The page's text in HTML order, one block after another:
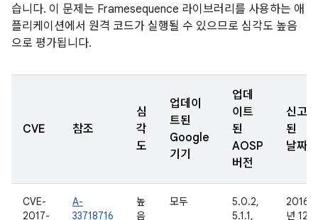
습니다. 이 문제는 Framesequence 라이브러리를 사용하는 애
플리케이션에서 원격 코드가 실행될 수 있으므로 심각도 높음
으로 평가됩니다.
CVE 참조
심
각
도
업데이
트된
Google
기기
업데
이트
된
AOSP
버전
신고
된
날짜
CVE-
2017-
A-
33718716
높
음
모두
5.0.2,
5.1.1,
2016
년 12